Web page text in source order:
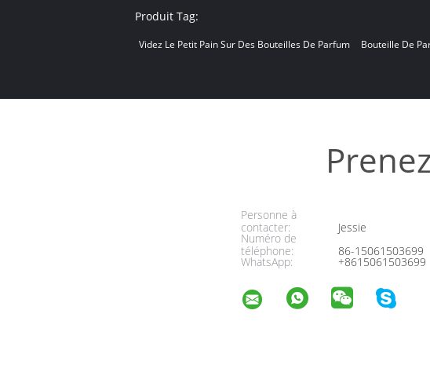
Produit Tag:
Videz Le Petit Pain Sur Des Bouteilles De Parfum Bouteille De
Personne à
contacter:
Jessie
Numéro de
téléphone:
86-15061503699
WhatsApp: +8615061503699